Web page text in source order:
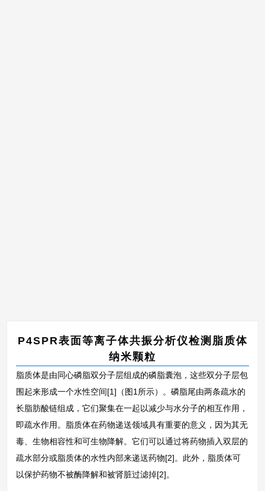
P4SPR表面等离子体共振分析仪检测脂质体
纳米颗粒
脂质体是由同心磷脂双分子层组成的磷脂囊泡，这些双分子层包
围起来形成一个水性空间[1]（图1所示）。磷脂尾由两条疏水的
长脂肪酸链组成，它们聚集在一起以减少与水分子的相互作用，
即疏水作用。脂质体在药物递送领域具有重要的意义，因为其无
毒、生物相容性和可生物降解。它们可以通过将药物插入双层的
疏水部分或脂质体的水性内部来递送药物[2]。此外，脂质体可
以保护药物不被酶降解和被肾脏过滤掉[2]。